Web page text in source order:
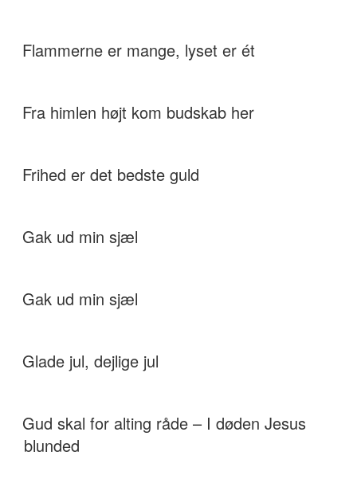
Flammerne er mange, lyset er ét
Fra himlen højt kom budskab her
Frihed er det bedste guld
Gak ud min sjæl
Gak ud min sjæl
Glade jul, dejlige jul
Gud skal for alting råde – I døden Jesus
blunded